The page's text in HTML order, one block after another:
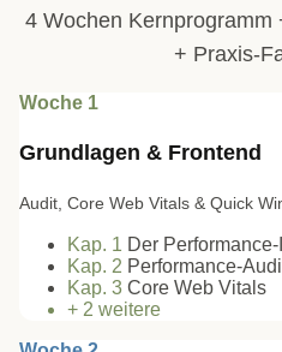
4 Wochen
+ Praxis-
Woche 1
Grundlagen & Frontend
Audit, Core Web Vitals & Quick
Kap. 1 Der
Kap. 2 Performance-
Kap. 3 Core Web Vitals
+ 2 weitere